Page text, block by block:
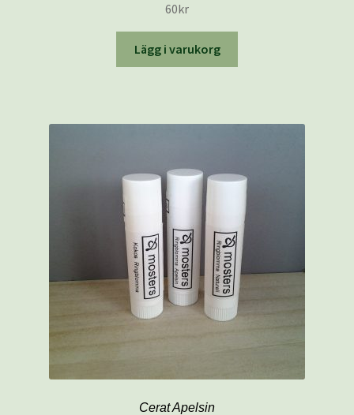
60kr
Lägg i varukorg
Cerat Apelsin